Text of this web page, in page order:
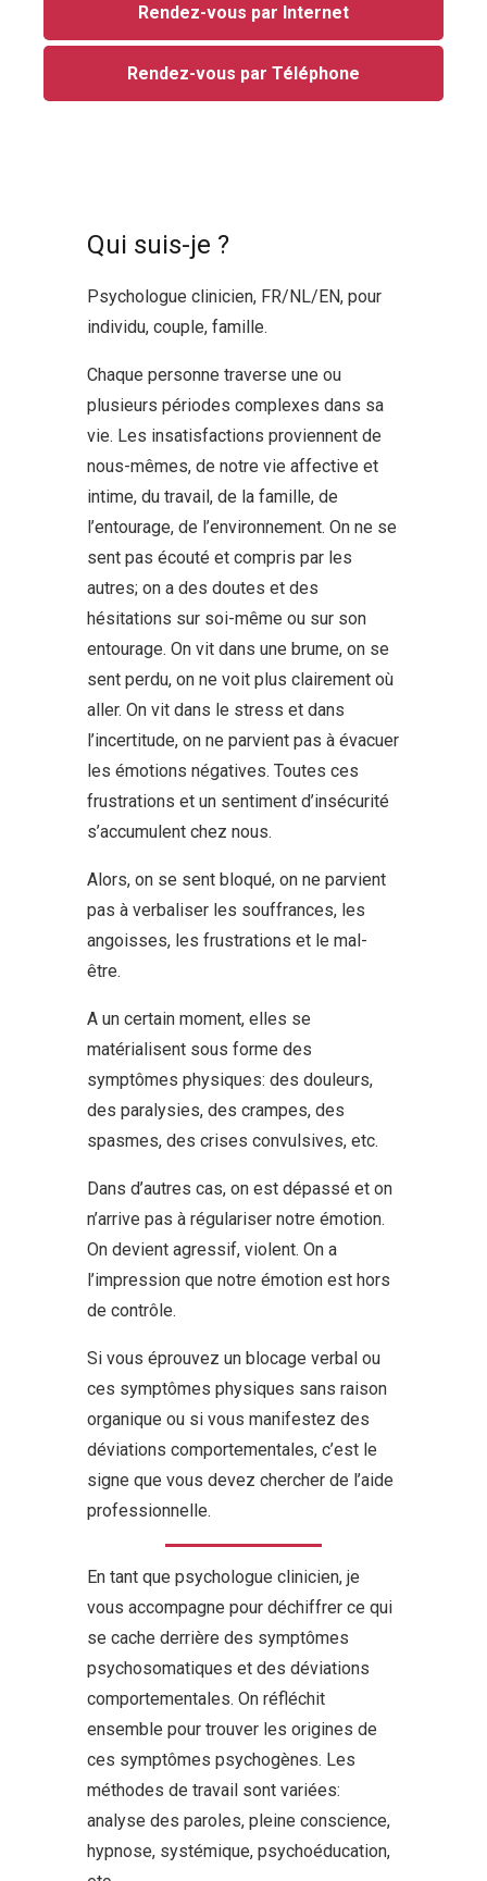
Qui suis-je ?
Psychologue clinicien, FR/NL/EN, pour
individu, couple, famille.
Chaque personne traverse une ou
plusieurs périodes complexes dans sa
vie. Les insatisfactions proviennent de
nous-mêmes, de notre vie affective et
intime, du travail, de la famille, de
l’entourage, de l’environnement. On ne se
sent pas écouté et compris par les
autres; on a des doutes et des
hésitations sur soi-même ou sur son
entourage. On vit dans une brume, on se
sent perdu, on ne voit plus clairement où
aller. On vit dans le stress et dans
l’incertitude, on ne parvient pas à évacuer
les émotions négatives. Toutes ces
frustrations et un sentiment d’insécurité
s’accumulent chez nous.
Alors, on se sent bloqué, on ne parvient
pas à verbaliser les souffrances, les
angoisses, les frustrations et le mal-
être.
A un certain moment, elles se
matérialisent sous forme des
symptômes physiques: des douleurs,
des paralysies, des crampes, des
spasmes, des crises convulsives, etc.
Dans d’autres cas, on est dépassé et on
n’arrive pas à régulariser notre émotion.
On devient agressif, violent. On a
l’impression que notre émotion est hors
de contrôle.
Si vous éprouvez un blocage verbal ou
ces symptômes physiques sans raison
organique ou si vous manifestez des
déviations comportementales, c’est le
signe que vous devez chercher de l’aide
professionnelle.
En tant que psychologue clinicien, je
vous accompagne pour déchiffrer ce qui
se cache derrière des symptômes
psychosomatiques et des déviations
comportementales. On réfléchit
ensemble pour trouver les origines de
ces symptômes psychogènes. Les
méthodes de travail sont variées:
analyse des paroles, pleine conscience,
hypnose, systémique, psychoéducation,
Rendez-vous par Internet
Rendez-vous par Téléphone